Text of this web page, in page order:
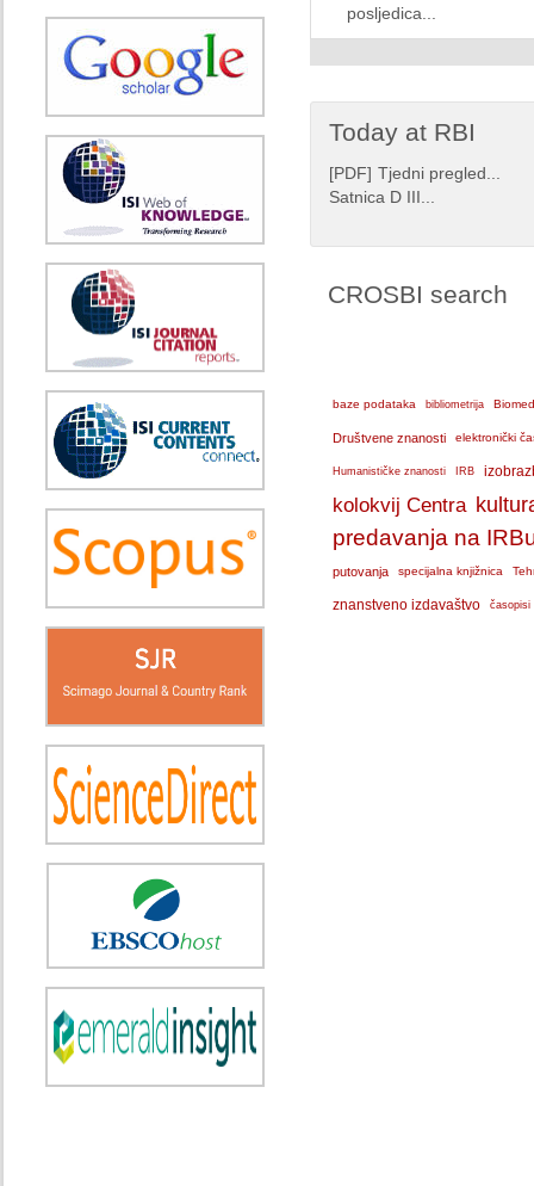
posljedica...
Today at RBI
[PDF] Tjedni pregled...
Satnica D III...
CROSBI search
baze podataka bibliometrija
Društvene znanosti elektronički
Humanističke znanosti IRB
kolokvij Centra
predavanja na
putovanja specijalna knjižnica
znanstveno izdavaštvo časopisi